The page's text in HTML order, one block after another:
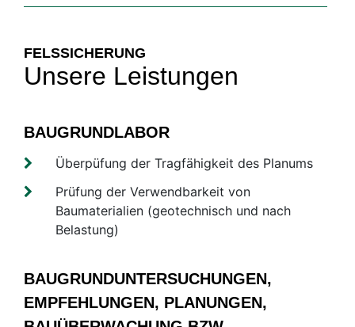
FELSSICHERUNG
Unsere Leistungen
BAUGRUNDLABOR
Überpüfung der Tragfähigkeit des Planums
Prüfung der Verwendbarkeit von
Baumaterialien (geotechnisch und nach
Belastung)
BAUGRUNDUNTERSUCHUNGEN,
EMPFEHLUNGEN, PLANUNGEN,